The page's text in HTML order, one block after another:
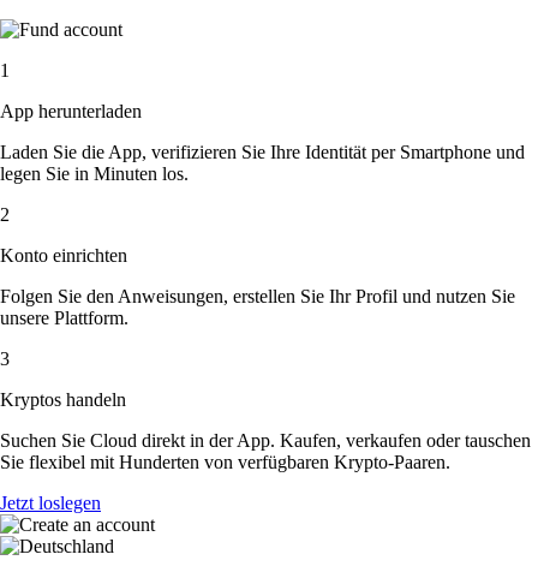
1
App herunterladen
Laden Sie die App, verifizieren Sie Ihre Identität per Smartphone und
legen Sie in Minuten los.
2
Konto einrichten
Folgen Sie den Anweisungen, erstellen Sie Ihr Profil und nutzen Sie
unsere Plattform.
3
Kryptos handeln
Suchen Sie Cloud direkt in der App. Kaufen, verkaufen oder tauschen
Sie flexibel mit Hunderten von verfügbaren Krypto-Paaren.
Jetzt loslegen